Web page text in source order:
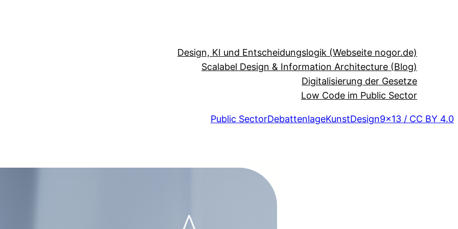
Design, KI und Entscheidungslogik (Webseite nogor.de)
Scalabel Design & Information Architecture (Blog)
Digitalisierung der Gesetze
Low Code im Public Sector
Public SectorDebattenlageKunstDesign9×13 / CC BY 4.0